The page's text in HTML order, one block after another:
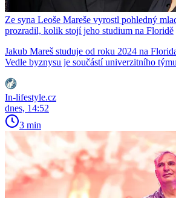
Ze syna Leoše Mareše vyrostl pohledný
prozradil, kolik stojí jeho studium na Floridě
Jakub Mareš studuje od roku 2024 na
Vedle byznysu je součástí univerzitního
In-lifestyle.cz
dnes, 14:52
3 min